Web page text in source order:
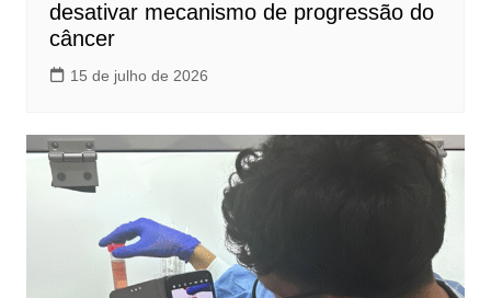
desativar mecanismo de progressão do
câncer
15 de julho de 2026